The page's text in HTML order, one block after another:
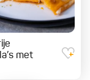
met